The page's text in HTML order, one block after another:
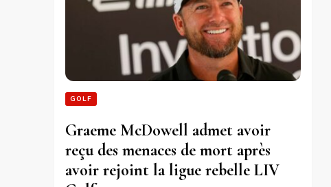
GOLF
Graeme McDowell admet avoir
reçu des menaces de mort après
avoir rejoint la ligue rebelle LIV